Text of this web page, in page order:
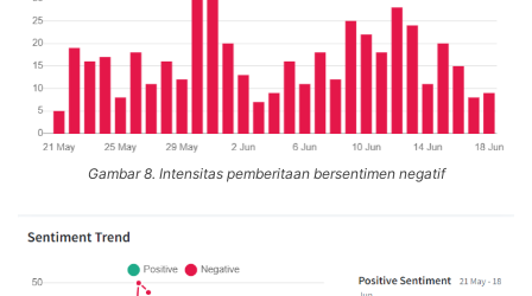
Gambar 8. Intensitas pemberitaan bersentimen negatif